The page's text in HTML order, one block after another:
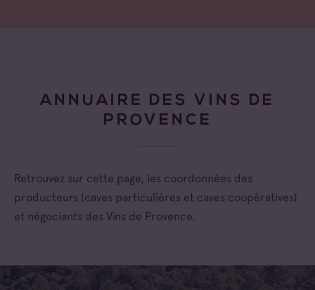
ANNUAIRE DES VINS DE
PROVENCE
Retrouvez sur cette page, les coordonnées des
producteurs (caves particulières et caves coopératives)
et négociants des Vins de Provence.